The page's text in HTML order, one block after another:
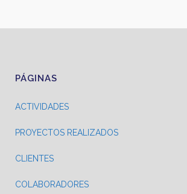
PÁGINAS
ACTIVIDADES
PROYECTOS REALIZADOS
CLIENTES
COLABORADORES